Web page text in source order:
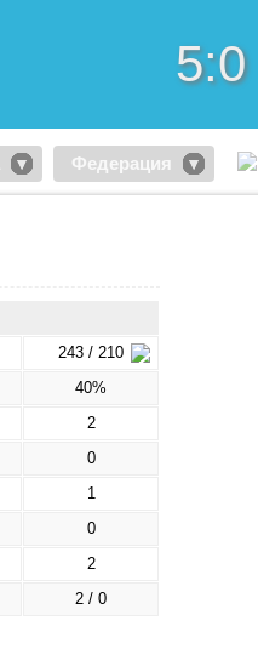
5:0
Федерация
243 / 210
40%
2
0
1
0
2
2 / 0